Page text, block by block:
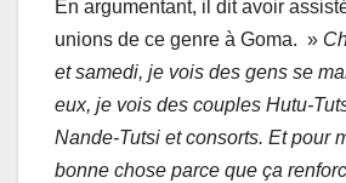
En argumentant, il dit avoir
unions de ce genre à Goma. »
et samedi, je vois des gens se
eux, je vois des couples Hutu-
Nande-Tutsi et consorts. Et pour
bonne chose parce que ça